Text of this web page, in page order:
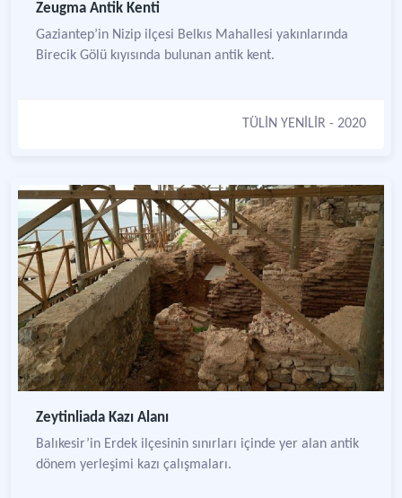
Zeugma Antik Kenti
Gaziantep’in Nizip ilçesi Belkıs Mahallesi yakınlarında
Birecik Gölü kıyısında bulunan antik kent.
TÜLİN YENİLİR - 2020
Zeytinliada Kazı Alanı
Balıkesir’in Erdek ilçesinin sınırları içinde yer alan antik
dönem yerleşimi kazı çalışmaları.